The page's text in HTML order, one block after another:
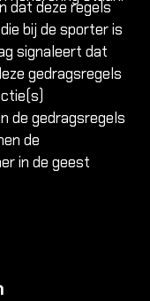
dat deze regels
bij de sporter is
signaleert dat
gedragsregels
de gedragsregels
de
in de geest